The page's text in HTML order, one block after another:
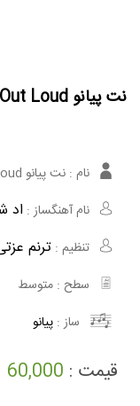
نت پیانو Thinking Out Loud از Ed Sheeran
نام : نت پیانو Thinking Out Loud از Ed Sheeran
نام آهنگساز : اد
تنظیم : ترنم
سطح : متوسط
ساز : پیانو
قیمت : 60,000